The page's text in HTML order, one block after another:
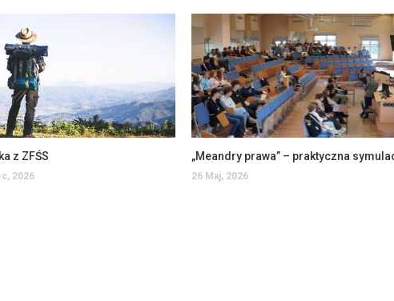
z ZFŚS
2026 26 Maj, 2026